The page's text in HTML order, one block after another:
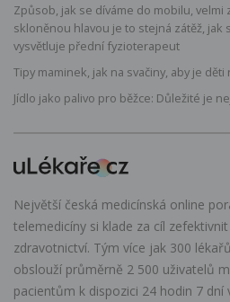
Způsob, jak se díváme do mobilu, velmi
skloněnou hlavou je to stejná zátěž, jak
vysvětluje přední fyzioterapeut
Tipy maminek, jak na svačiny, aby je
Jídlo jako palivo pro běžce: Důležité je
Největší česká medicínská online
telemedicíny si klade za cíl
zdravotnictví. Tým více jak 300
obslouží průměrně 2 500 uživatelů
pacientům k dispozici 24 hodin 7 dní